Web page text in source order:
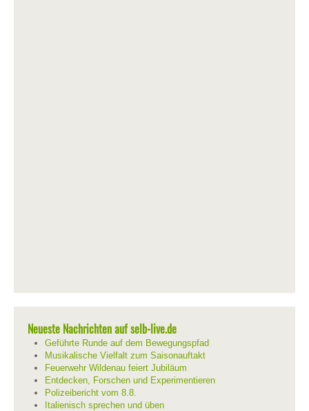
Neueste Nachrichten auf selb-live.de
Geführte Runde auf dem Bewegungspfad
Musikalische Vielfalt zum Saisonauftakt
Feuerwehr Wildenau feiert Jubiläum
Entdecken, Forschen und Experimentieren
Polizeibericht vom 8.8.
Italienisch sprechen und üben